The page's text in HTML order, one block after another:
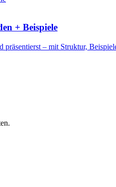
+ Beispiele
– mit Struktur,